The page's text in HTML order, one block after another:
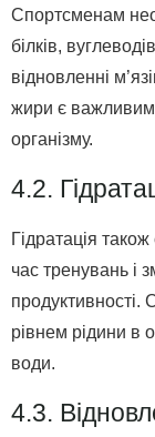
Спортсменам
білків,
відновленні
жири є
організму.
4.2.
Гідратація
час тренувань і
продуктивності.
рівнем рідини в
води.
4.3.